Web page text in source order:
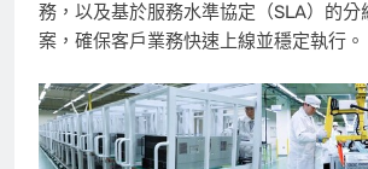
務，以及基於服務水準協定（SLA）的分
案，確保客戶業務快速上線並穩定執行。